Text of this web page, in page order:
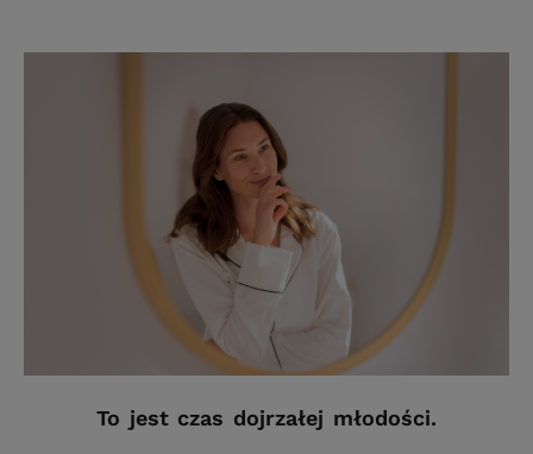
To jest czas dojrzałej młodości.